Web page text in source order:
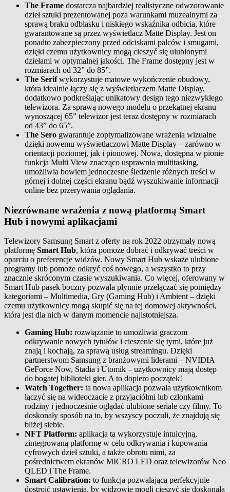
The Frame dostarcza najbardziej realistyczne odwzorowanie
dzieł sztuki prezentowanej poza warunkami muzealnymi za
sprawą braku odblasku i niskiego wskaźnika odbicia, które
gwarantowane są przez wyświetlacz Matte Display. Jest on
ponadto zabezpieczony przed odciskami palców i smugami,
dzięki czemu użytkownicy mogą cieszyć się ulubionymi
dziełami w optymalnej jakości. The Frame dostępny jest w
rozmiarach od 32” do 85”.
The Serifwykorzystuje matowe wykończenie obudowy,
która idealnie łączy się z wyświetlaczem Matte Display,
dodatkowo podkreślając unikatowy design tego niezwykłego
telewizora. Za sprawą nowego modelu o przekątnej ekranu
wynoszącej 65” telewizor jest teraz dostępny w rozmiarach
od 43” do 65”.
The Sero gwarantuje zoptymalizowane wrażenia wizualne
dzięki nowemu wyświetlaczowi Matte Display – zarówno w
orientacji poziomej, jak i pionowej. Nowa, dostępna w pionie
funkcja Multi View znacząco usprawnia multitasking,
umożliwia bowiem jednoczesne śledzenie różnych treści w
górnej i dolnej części ekranu bądź wyszukiwanie informacji
online bez przerywania oglądania.
Niezrównane wrażenia z nową platformą Smart
Hub i nowymi aplikacjami
Telewizory Samsung Smart z oferty na rok 2022 otrzymały nową
platformę Smart Hub, która pomoże dobrać i odkrywać treści w
oparciu o preferencje widzów. Nowy Smart Hub wskaże ulubione
programy lub pomoże odkryć coś nowego, a wszystko to przy
znacznie skróconym czasie wyszukiwania. Co więcej, oferowany w
Smart Hub pasek boczny pozwala płynnie przełączać się pomiędzy
kategoriami – Multimedia, Gry (Gaming Hub) i Ambient – dzięki
czemu użytkownicy mogą skupić się na tej domowej aktywności,
która jest dla nich w danym momencie najistotniejsza.
Gaming Hub: rozwiązanie to umożliwia graczom
odkrywanie nowych tytułów i cieszenie się tymi, które już
znają i kochają, za sprawą usług streamingu. Dzięki
partnerstwom Samsung z branżowymi liderami – NVIDIA
GeForce Now, Stadia i Utomik – użytkownicy mają dostęp
do bogatej biblioteki gier. A to dopiero początek!
Watch Together: ta nowa aplikacja pozwala użytkownikom
łączyć się na wideoczacie z przyjaciółmi lub członkami
rodziny i jednocześnie oglądać ulubione seriale czy filmy. To
doskonały sposób na to, by wszyscy poczuli, że znajdują się
bliżej siebie.
NFT Platform: aplikacja ta wykorzystuje intuicyjną,
zintegrowaną platformę w celu odkrywania i kupowania
cyfrowych dzieł sztuki, a także obrotu nimi, za
pośrednictwem ekranów MICRO LED oraz telewizorów Neo
QLED i The Frame.
Smart Calibration: to funkcja pozwalająca perfekcyjnie
dostroić ustawienia, by widzowie mogli cieszyć się doskonałą